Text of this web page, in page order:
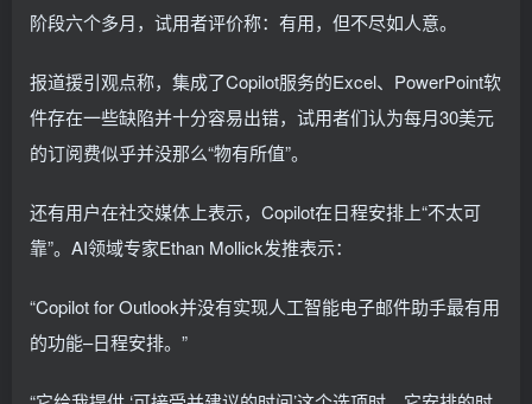
阶段六个多月，试用者评价称：有用，但不尽如人意。
报道援引观点称，集成了Copilot服务的Excel、PowerPoint软
件存在一些缺陷并十分容易出错，试用者们认为每月30美元
的订阅费似乎并没那么“物有所值”。
还有用户在社交媒体上表示，Copilot在日程安排上“不太可
靠”。AI领域专家Ethan Mollick发推表示：
“Copilot for Outlook并没有实现人工智能电子邮件助手最有用
的功能–日程安排。”